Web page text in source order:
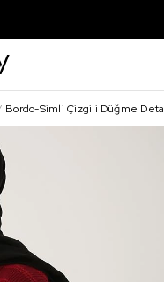
Bordo-Simli Çizgili Düğme